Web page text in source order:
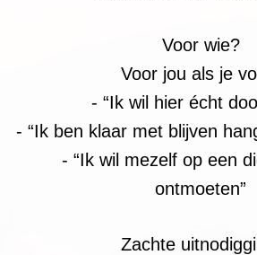
Voor wie?
Voor jou als je
- “Ik wil hier écht
- “Ik ben klaar met blijven
- “Ik wil mezelf op een
ontmoeten”
Zachte